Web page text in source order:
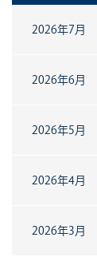
2026年7月
2026年6月
2026年5月
2026年4月
2026年3月